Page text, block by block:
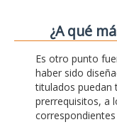
¿A qué
Es otro punto
haber sido
titulados puedan
prerrequisitos, a